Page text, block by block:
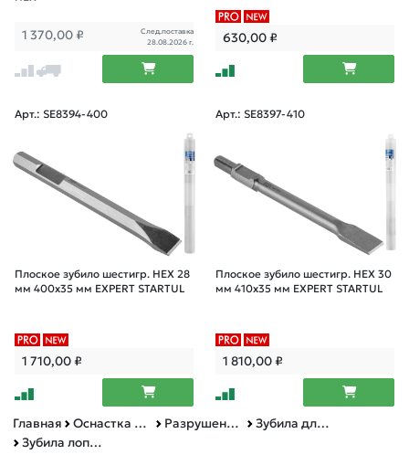
1 370,00 ₽
След.поставка
28.08.2026 г.
630,00₽
Арт.: SE8394-400
Плоское зубило шестигр. HEX 28
мм 400x35 мм EXPERT STARTUL
1 710,00₽
Арт.: SE8397-410
Плоское зубило шестигр. HEX 30
мм 410x35 мм EXPERT STARTUL
1 810,00₽
Главная Оснастка к электроинструменту Разрушение камня и бетона
Зубила для перфораторов и отбойных молотков
Зубила лопаточные